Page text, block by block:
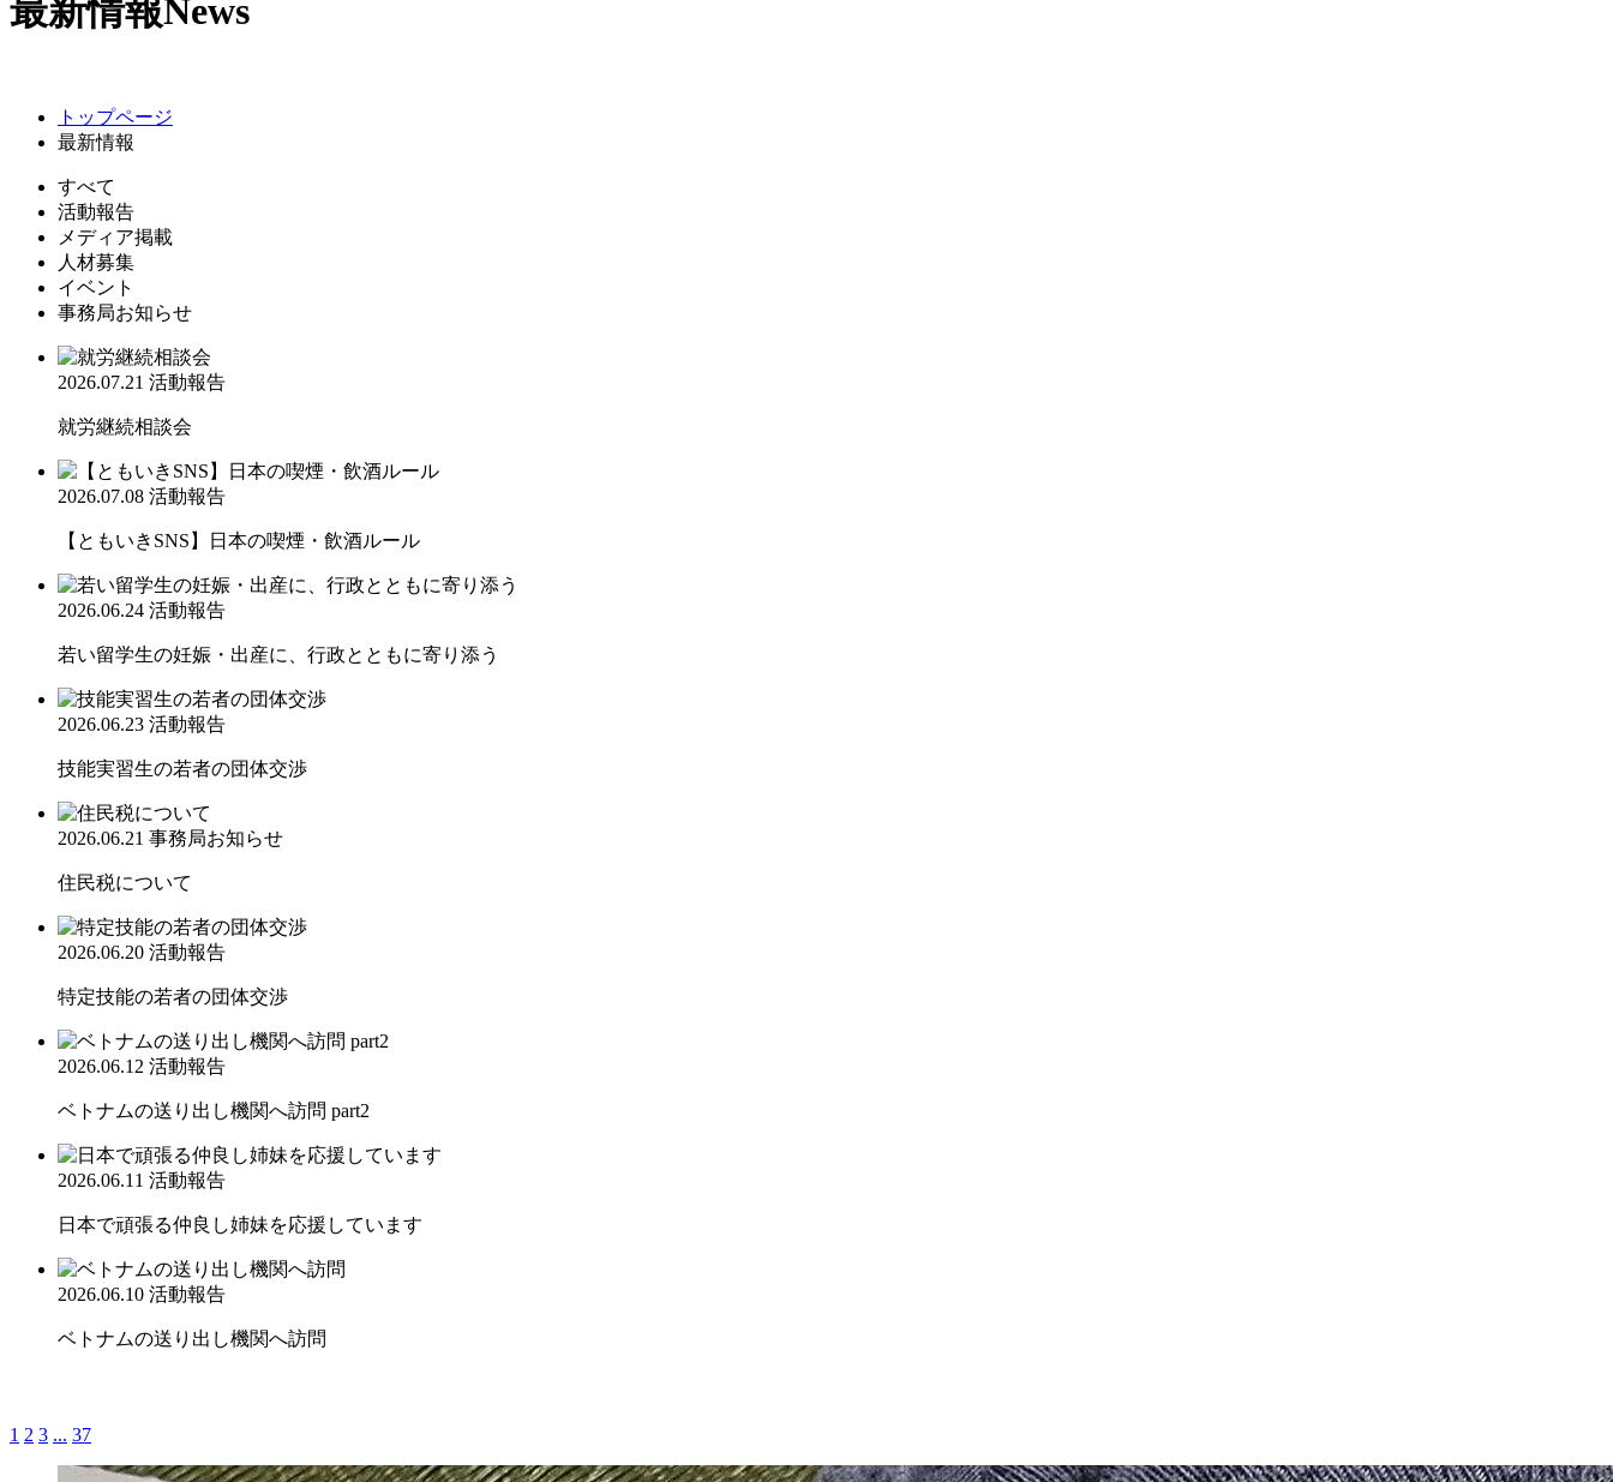
最新情報News
トップページ
最新情報
すべて
活動報告
メディア掲載
人材募集
イベント
事務局お知らせ
2026.07.21 活動報告
就労継続相談会
2026.07.08 活動報告
【ともいきSNS】日本の喫煙・飲酒ルール
2026.06.24 活動報告
若い留学生の妊娠・出産に、行政とともに寄り添う
2026.06.23 活動報告
技能実習生の若者の団体交渉
2026.06.21 事務局お知らせ
住民税について
2026.06.20 活動報告
特定技能の若者の団体交渉
2026.06.12 活動報告
ベトナムの送り出し機関へ訪問 part2
2026.06.11 活動報告
日本で頑張る仲良し姉妹を応援しています
2026.06.10 活動報告
ベトナムの送り出し機関へ訪問
1 2 3 ... 37